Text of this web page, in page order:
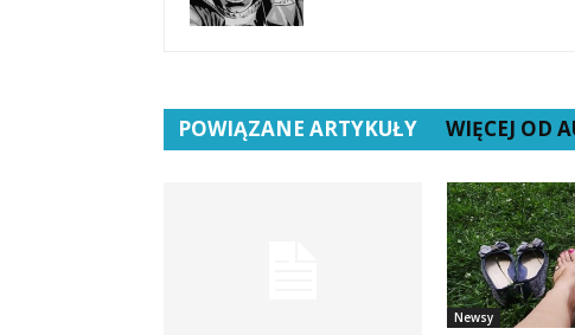
POWIĄZANE ARTYKUŁY WIĘCEJ OD
Newsy